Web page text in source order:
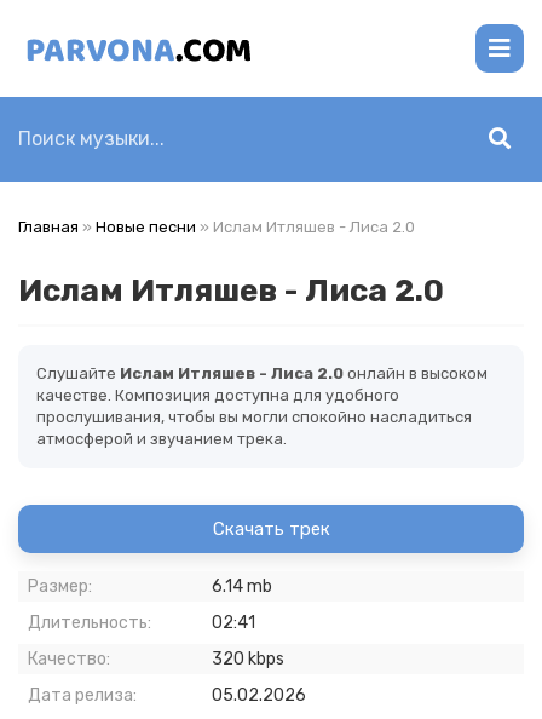
Главная » Новые песни » Ислам Итляшев - Лиса 2.0
Ислам Итляшев - Лиса 2.0
Слушайте Ислам Итляшев - Лиса 2.0 онлайн в высоком
качестве. Композиция доступна для удобного
прослушивания, чтобы вы могли спокойно насладиться
атмосферой и звучанием трека.
Скачать трек
Размер:
6.14 mb
Длительность:
02:41
Качество:
320 kbps
Дата релиза:
05.02.2026